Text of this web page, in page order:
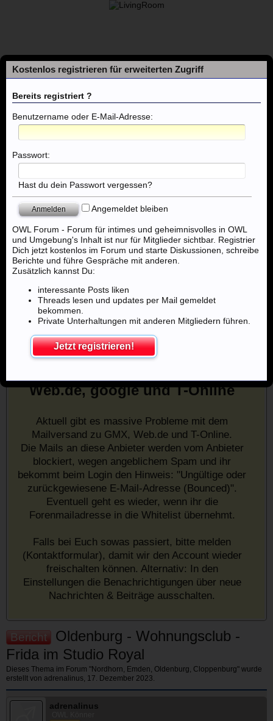
Foren ... Nordhorn, Emden, Oldenburg, Cloppenburg
Web.de, google und T-Online
Aktuell gibt es massive Probleme mit dem
Mailversand zu GMX, Web.de und T-Online.
Die Mails an diese Anbieter werden vom Anbieter
blockiert, wegen angeblichem Spam und ihr
bekommt beim Login den Hinweis: "Ungültige oder
zurückgewiesene E-Mail-Adresse (Bounced)".
Eventuell geht es wieder, wenn ihr die
Forenmailadresse in die Whitelist übernehmt.
Falls bei Euch sowas passiert, bitte melden
(Kontaktformular), damit wir den Account wieder
freischalten können. Alternativ: In den
Einstellungen die Benachrichtigungen über neue
Nachrichten & Beiträge ausschalten.
Bericht
Oldenburg - Wohnungsclub -
Frida im Studio Royal
Dieses Thema im Forum "Nordhorn, Emden, Oldenburg, Cloppenburg" wurde
erstellt von adrenalinus, 17. Dezember 2023.
adrenalinus
Foren
Themen mit aktuellen Beiträgen
Kostenlos registrieren für erweiterten Zugriff
Bereits registriert ?
Benutzername oder E-Mail-Adresse:
Passwort:
Hast du dein Passwort vergessen?
Angemeldet bleiben
OWL Forum - Forum für intimes und geheimnisvolles in OWL
und Umgebung's Inhalt ist nur für Mitglieder sichtbar. Registrier
Dich jetzt kostenlos im Forum und starte Diskussionen, schreibe
Berichte und führe Gespräche mit anderen.
Zusätzlich kannst Du:
interessante Posts liken
Threads lesen und updates per Mail gemeldet
bekommen.
Private Unterhaltungen mit anderen Mitgliedern führen.
Jetzt registrieren!